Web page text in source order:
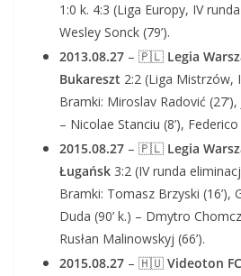
1:0 k. 4:3 (Liga Europy, IV
Wesley Sonck (79’).
2013.08.27 – 🇵🇱 Legia
Bukareszt 2:2 (Liga Mistrzów,
Bramki: Miroslav Radović (27’),
– Nicolae Stanciu (8’), Federico
2015.08.27 – 🇵🇱 Legia
Ługańsk 3:2 (IV runda
Bramki: Tomasz Brzyski (16’),
Duda (90’ k.) – Dmytro
Rusłan Malinowskyj (66’).
2015.08.27 – 🇭🇺 Videoton